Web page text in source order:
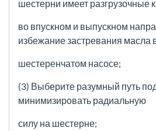
шестерни имеет разгрузочные
во впускном и выпускном
избежание застревания масла
шестеренчатом насосе;
(3) Выберите разумный путь
минимизировать радиальную
силу на шестерне;